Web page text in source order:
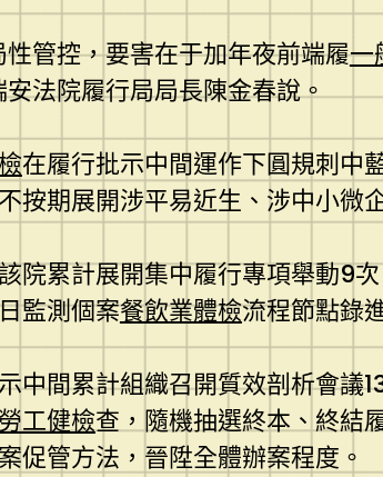
性管控，要害在于加年夜前端履一
法院履行局局長陳金春說。
在履行批示中間運作下圓規刺中
按期展開涉平易近生、涉中小微
院累計展開集中履行專項舉動9
監測個案餐飲業體檢流程節點錄
中間累計組織召開質效剖析會議
工健檢查，隨機抽選終本、終結
促管方法，晉陞全體辦案程度。